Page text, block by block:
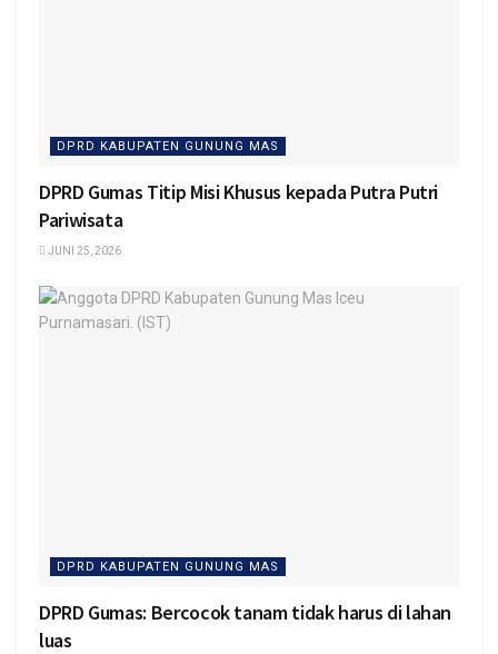
DPRD KABUPATEN GUNUNG MAS
DPRD Gumas Titip Misi Khusus kepada Putra Putri
Pariwisata
JUNI 25, 2026
DPRD KABUPATEN GUNUNG MAS
DPRD Gumas: Bercocok tanam tidak harus di lahan
luas